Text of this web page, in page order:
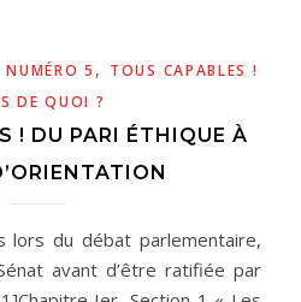
NUMÉRO 5 , TOUS CAPABLES !
DE QUOI ?
! DU PARI ÉTHIQUE À
lors du débat parlementaire,
avant d’être ratifiée par